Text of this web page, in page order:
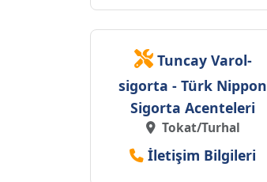
Tuncay Varol-
sigorta - Türk Nippon
Sigorta Acenteleri
Tokat/Turhal
İletişim Bilgileri